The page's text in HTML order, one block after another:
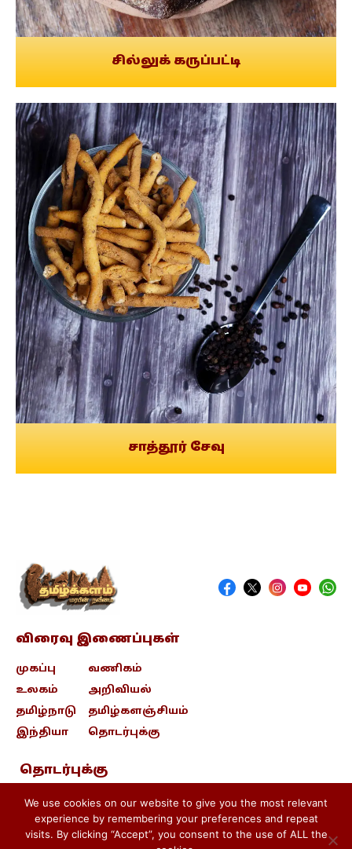
சில்லுக் கருப்பட்டி
சாத்தூர் சேவு
விரைவு இணைப்புகள்
முகப்பு
உலகம்
தமிழ்நாடு
இந்தியா
வணிகம்
அறிவியல்
தமிழ்களஞ்சியம்
தொடர்புக்கு
தொடர்புக்கு
contact@tamizhkalam.com
Privacy Policy . Cookie Policy .
We use cookies on our website to give you the most relevant
experience by remembering your preferences and repeat
visits. By clicking “Accept”, you consent to the use of ALL the